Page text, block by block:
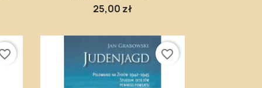
25,00 zł
favorite_border